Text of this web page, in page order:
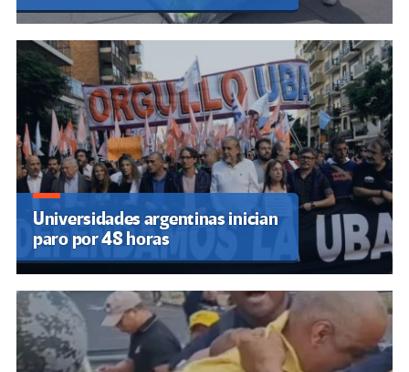
Universidades argentinas inician
paro por 48 horas